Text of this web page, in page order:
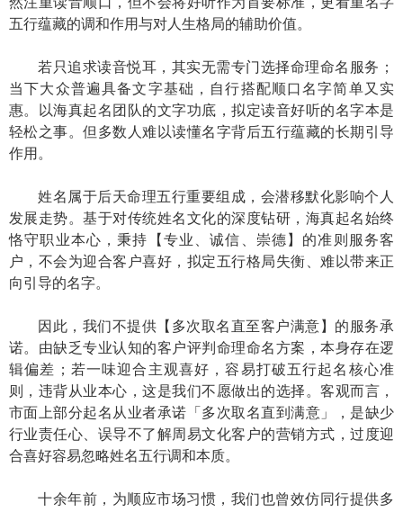
五行蕴藏的调和作用与对人生格局的辅助价值。
若只追求读音悦耳，其实无需专门选择命理命名服务；
当下大众普遍具备文字基础，自行搭配顺口名字简单又实
惠。以海真起名团队的文字功底，拟定读音好听的名字本是
轻松之事。但多数人难以读懂名字背后五行蕴藏的长期引导
作用。
姓名属于后天命理五行重要组成，会潜移默化影响个人
发展走势。基于对传统姓名文化的深度钻研，海真起名始终
恪守职业本心，秉持【专业、诚信、崇德】 的准则服务客
户，不会为迎合客户喜好，拟定五行格局失衡、难以带来正
向引导的名字。
因此，我们不提供【多次取名直至客户满意】 的服务承
诺。由缺乏专业认知的客户评判命理命名方案，本身存在逻
辑偏差；若一味迎合主观喜好，容易打破五行起名核心准
则，违背从业本心，这是我们不愿做出的选择。客观而言，
市面上部分起名从业者承诺「多次取名直到满意」，是缺少
行业责任心、误导不了解周易文化客户的营销方式，过度迎
合喜好容易忽略姓名五行调和本质。
十余年前，为顺应市场习惯，我们也曾效仿同行提供多